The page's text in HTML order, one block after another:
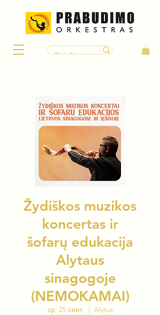
Žydiškos muzikos
koncertas ir
šofarų edukacija
Alytaus
sinagogoje
(NEMOKAMAI)
ср, 25 сент.
Alytus